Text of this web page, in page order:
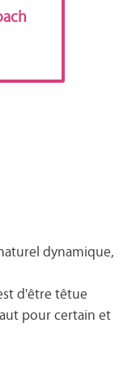
dynamique,
d'être têtue
pour certain et